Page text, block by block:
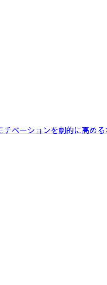
ベーションを劇的に高め